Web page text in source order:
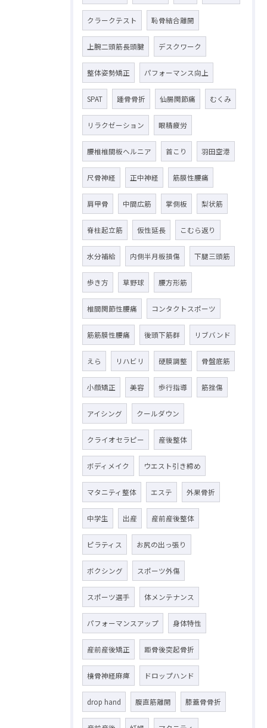
クラークテスト 恥骨結合離開
上腕二頭筋長頭腱 デスクワーク
整体姿勢矯正 パフォーマンス向上
SPAT 踵骨骨折 仙腸関節痛 むくみ
リラクゼーション 眼精疲労
腰椎椎間板ヘルニア 首こり 羽田空港
尺骨神経 正中神経 筋膜性腰痛
肩甲骨 中間広筋 掌側板 梨状筋
脊柱起立筋 仮性延長 こむら返り
水分補給 内側半月板損傷 下腿三頭筋
歩き方 草野球 腰方形筋
椎間関節性腰痛 コンタクトスポーツ
筋筋膜性腰痛 後頭下筋群 リブバンド
えら リハビリ 硬膜調整 骨盤底筋
小顔矯正 美容 歩行指導 筋挫傷
アイシング クールダウン
クライオセラピー 産後整体
ボディメイク ウエスト引き締め
マタニティ整体 エステ 外果骨折
中学生 出産 産前産後整体
ピラティス お尻の出っ張り
ボクシング スポーツ外傷
スポーツ選手 体メンテナンス
パフォーマンスアップ 身体特性
産前産後矯正 距骨後突起骨折
橈骨神経麻痺 ドロップハンド
drop hand 腹直筋離開 膝蓋骨骨折